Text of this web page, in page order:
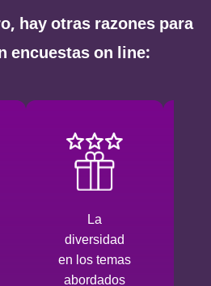
hay otras razones para
encuestas on line:
Es posible
registrarse
en varios
paneles de